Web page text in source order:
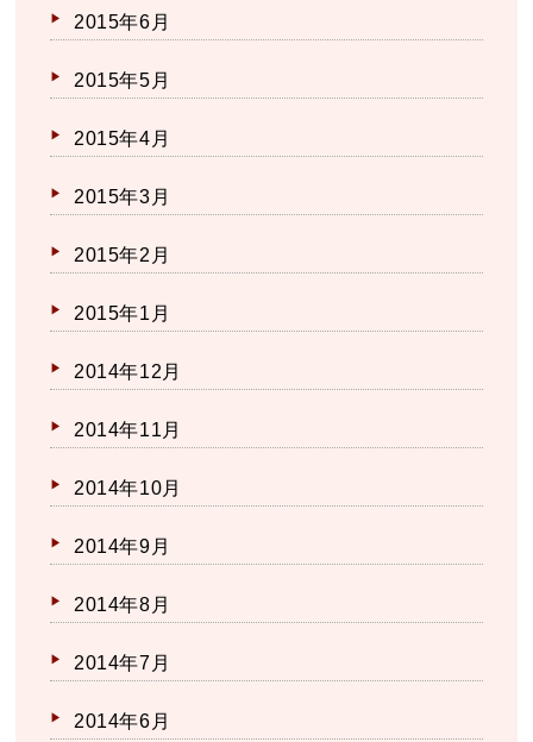
2015年6月
2015年5月
2015年4月
2015年3月
2015年2月
2015年1月
2014年12月
2014年11月
2014年10月
2014年9月
2014年8月
2014年7月
2014年6月